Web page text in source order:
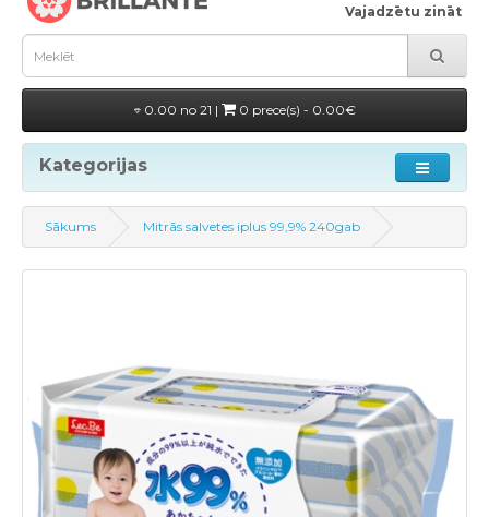
Vajadzētu zināt
0.00 no 21 | 0 prece(s) - 0.00€
Kategorijas
Sākums Mitrās salvetes iplus 99,9% 240gab